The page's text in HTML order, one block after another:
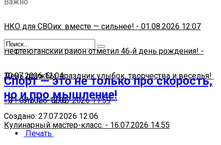
НКО для СВОих: вместе — сильнее! - 01.08.2026 12:07
Нефтеюганский район отметил 46‑й день рождения! -
30.07.2026 12:04
День дружбы: праздник улыбок, творчества и веселья!
-31.07.2026 12:02
«Я — это я»-30.07.2026 11:59
Кулинарный мастер-класс. - 16.07.2026 14:55
Спорт — это не только про скорость,
но и про мышление!
Создано: 27.07.2026 12:06
Печать